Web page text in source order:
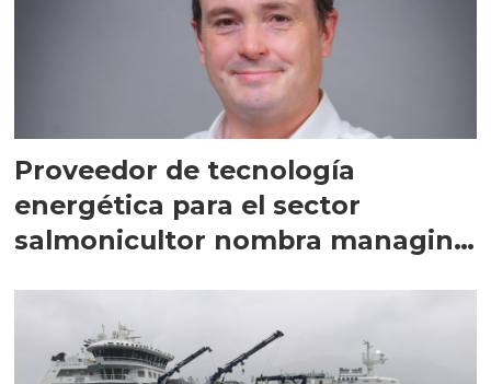
Proveedor de tecnología
energética para el sector
salmonicultor nombra managing